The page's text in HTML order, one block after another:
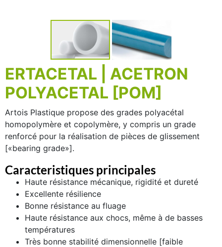
ERTACETAL | ACETRON
POLYACETAL [POM]
Artois Plastique propose des grades polyacétal
homopolymère et copolymère, y compris un grade
renforcé pour la réalisation de pièces de glissement
[«bearing grade»].
Caracteristiques principales
Haute résistance mécanique, rigidité et dureté
Excellente résilience
Bonne résistance au fluage
Haute résistance aux chocs, même à de basses
températures
Très bonne stabilité dimensionnelle [faible